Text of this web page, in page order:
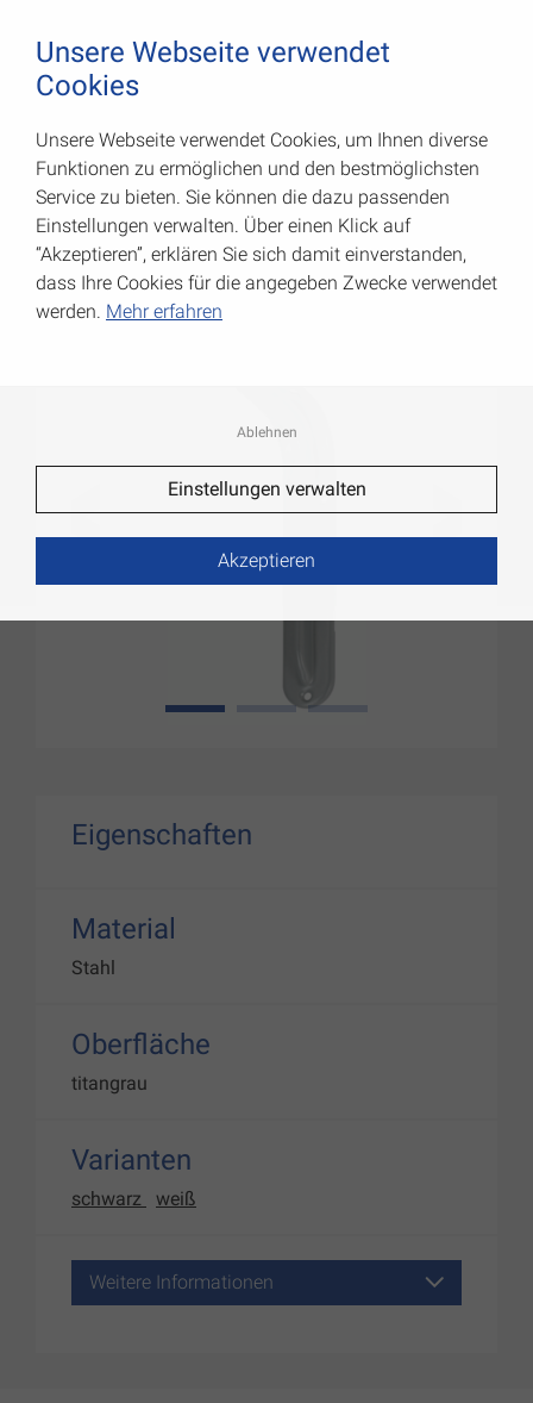
Format-Standard-Konsolen
Art.-Nr.: 000155350TI
1
Eigenschaften
Material
Stahl
Oberfläche
titangrau
Varianten
schwarz weiß
Weitere Informationen
Unsere Webseite verwendet
Cookies
Unsere Webseite verwendet Cookies, um Ihnen diverse
Funktionen zu ermöglichen und den bestmöglichsten
Service zu bieten. Sie können die dazu passenden
Einstellungen verwalten. Über einen Klick auf
“Akzeptieren”, erklären Sie sich damit einverstanden,
dass Ihre Cookies für die angegeben Zwecke verwendet
werden. Mehr erfahren
Ablehnen
Einstellungen verwalten
Akzeptieren